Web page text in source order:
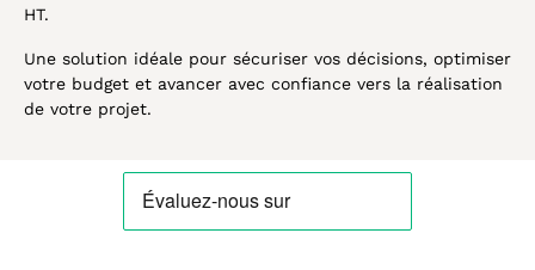
HT.
Une solution idéale pour sécuriser vos décisions, optimiser
votre budget et avancer avec confiance vers la réalisation
de votre projet.